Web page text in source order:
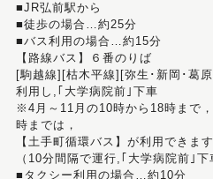
■JR弘前駅から
■徒歩の場合…約25分
■バス利用の場合…約15分
【路線バス】６番のりば
[駒越線][枯木平線][弥生･新岡･葛
利用し,｢大学病院前｣下車
※4月～11月の10時から18時まで
時までは，
【土手町循環バス】が利用できます
（10分間隔で運行,｢大学病院前｣下
■タクシー利用の場合…約10分